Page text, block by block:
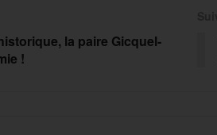
la paire Gicquel-
!